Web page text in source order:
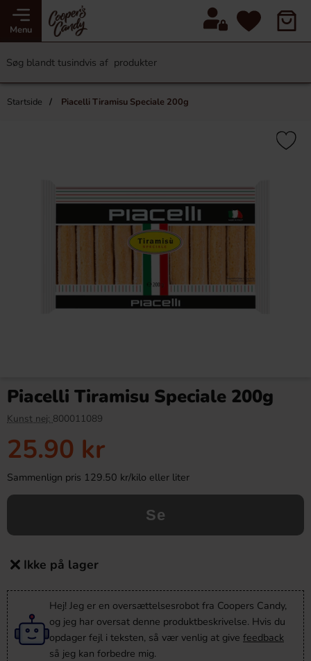
Menu
Startside Piacelli Tiramisu Speciale 200g
Piacelli Tiramisu Speciale 200g
Kunst nej: 800011089
25.90 kr
Sammenlign pris 129.50 kr/kilo eller liter
Se
Ikke på lager
Hej! Jeg er en oversættelsesrobot fra Coopers Candy,
og jeg har oversat denne produktbeskrivelse. Hvis du
opdager fejl i teksten, så vær venlig at give feedback
så jeg kan forbedre mig.